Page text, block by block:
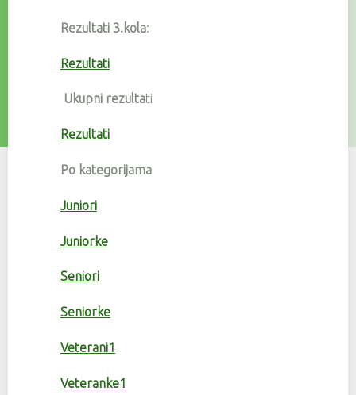
Rezultati 3.kola:
Rezultati
Ukupni rezultati
Rezultati
Po kategorijama
Juniori
Juniorke
Seniori
Seniorke
Veterani1
Veteranke1